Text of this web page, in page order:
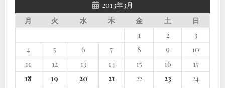
2013年3月
月
火 水 木 金 土
日
1
2
3
4
5 6 7 8 9
10
11
12 13 14 15 16
17
18
19 20 21 22 23
24